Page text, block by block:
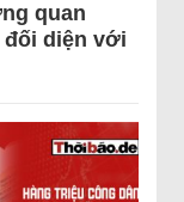
quan
diện với